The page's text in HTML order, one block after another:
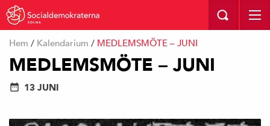
SOLNA
Hem / Kalendarium / MEDLEMSMÖTE – JUNI
MEDLEMSMÖTE – JUNI
13 JUNI